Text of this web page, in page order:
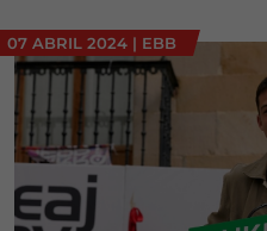
07 ABRIL 2024 | EBB